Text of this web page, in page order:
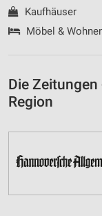
Kaufhäuser
Möbel &
Die
Region